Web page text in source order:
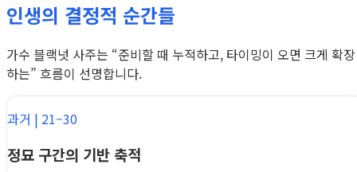
인생의 결정적 순간들
가수 블랙넛 사주는 “준비할 때 누적하고, 타이밍이 오면 크게 확장
하는” 흐름이 선명합니다.
과거 | 21–30
정묘 구간의 기반 축적